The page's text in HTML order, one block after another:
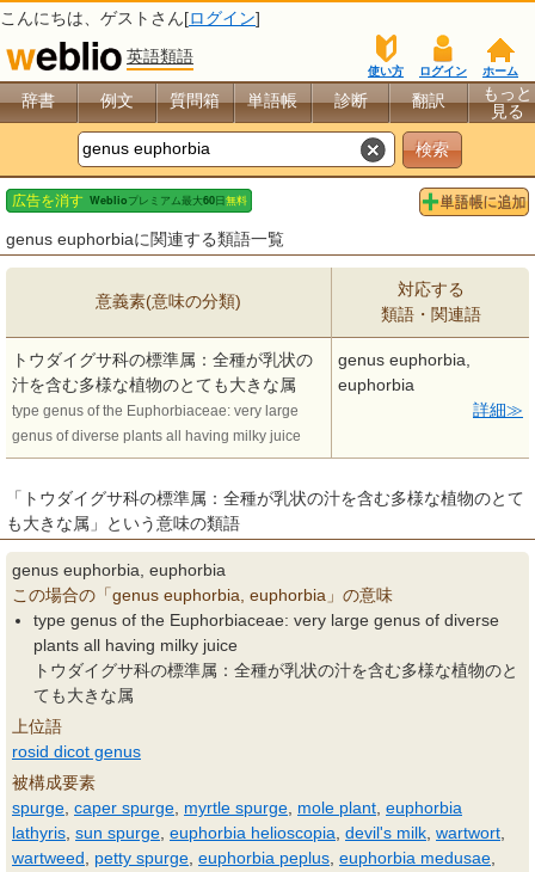
こんにちは、 ゲスト さん[ログイン]
英語類語
ホーム
ログイン
使い方
辞書 例文 質問箱 単語帳 診断 翻訳
もっと
見る
genus euphorbiaに関連する類語一覧
意義素(意味の分類)
対応する
類語・関連語
トウダイグサ科の標準属：全種が乳状の
汁を含む多様な植物のとても大きな属
type genus of the Euphorbiaceae: very large
genus of diverse plants all having milky juice
genus euphorbia,
euphorbia
詳細
「トウダイグサ科の標準属：全種が乳状の汁を含む多様な植物のとて
も大きな属」という意味の類語
genus euphorbia, euphorbia
この場合の「genus euphorbia, euphorbia」の意味
type genus of the Euphorbiaceae: very large genus of diverse
plants all having milky juice
トウダイグサ科の標準属：全種が乳状の汁を含む多様な植物のと
ても大きな属
上位語
rosid dicot genus
被構成要素
spurge caper spurge myrtle spurge mole plant euphorbia
lathyris sun spurge euphorbia helioscopia devil's milk wartwort
wartweed
petty spurge euphorbia peplus euphorbia medusae